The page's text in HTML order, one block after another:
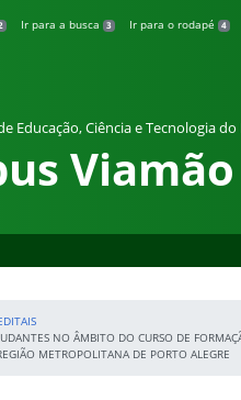
Ir para a busca 3 Ir para o rodapé 4
Educação, Ciência e Tecnologia
Viamão
NO ÂMBITO DO CURSO DE
METROPOLITANA DE PORTO ALEGRE